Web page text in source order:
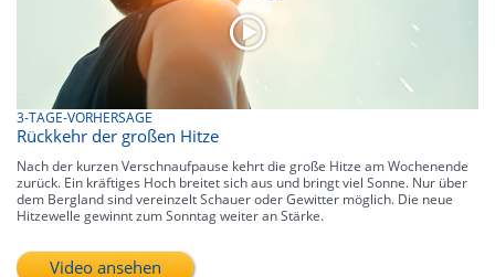
3-TAGE-VORHERSAGE
Rückkehr der großen Hitze
Nach der kurzen Verschnaufpause kehrt die große Hitze am Wochenende
zurück. Ein kräftiges Hoch breitet sich aus und bringt viel Sonne. Nur über
dem Bergland sind vereinzelt Schauer oder Gewitter möglich. Die neue
Hitzewelle gewinnt zum Sonntag weiter an Stärke.
Video ansehen